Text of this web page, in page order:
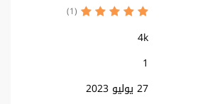
(1)
4k
1
27 يوليو 2023